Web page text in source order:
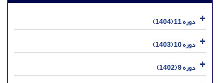
دوره 11 (1404)
دوره 10 (1403)
دوره 9 (1402)